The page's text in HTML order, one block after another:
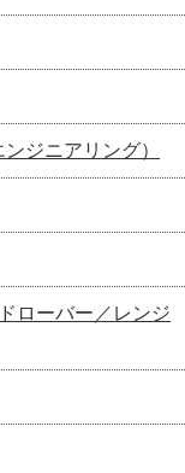
ジニアリング）
ローバー／レンジ